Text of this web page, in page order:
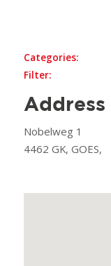
Categories:
Filter:
Address
Nobelweg 1
4462 GK, GOES,